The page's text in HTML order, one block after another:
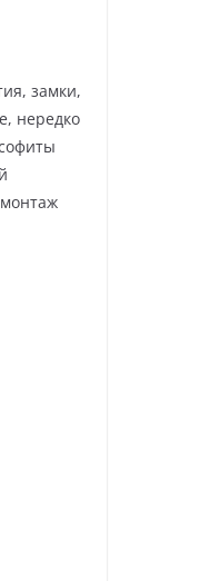
замки,
нередко